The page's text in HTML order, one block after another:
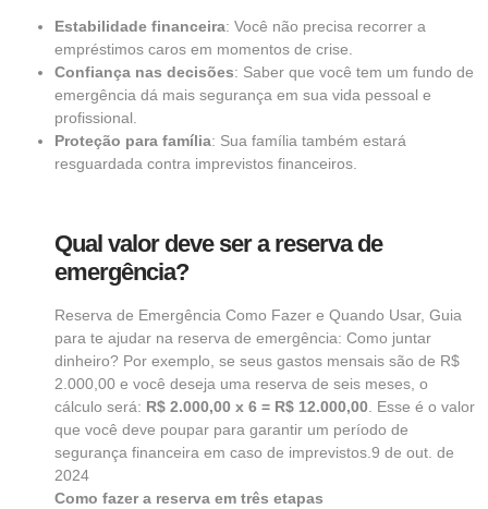
Estabilidade financeira: Você não precisa recorrer a
empréstimos caros em momentos de crise.
Confiança nas decisões: Saber que você tem um fundo de
emergência dá mais segurança em sua vida pessoal e
profissional.
Proteção para família: Sua família também estará
resguardada contra imprevistos financeiros.
Qual valor deve ser a reserva de
emergência?
Reserva de Emergência Como Fazer e Quando Usar, Guia
para te ajudar na reserva de emergência: Como juntar
dinheiro? Por exemplo, se seus gastos mensais são de R$
2.000,00 e você deseja uma reserva de seis meses, o
cálculo será: R$ 2.000,00 x 6 = R$ 12.000,00 . Esse é o valor
que você deve poupar para garantir um período de
segurança financeira em caso de imprevistos. 9 de out. de
2024
Como fazer a reserva em três etapas